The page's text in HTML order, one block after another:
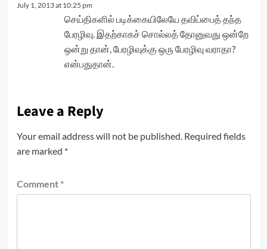
July 1, 2013 at 10:25 pm
செய்திகளில் படிக்கையிலேயே தவிப்பைத் தந்த
பேரழிவு. இதற்காகச் சொல்லத் தோனுவது ஒன்றே
ஒன்று தான், பேரழிவுக்கு ஒரு பேரழிவு வராதா?
என்பதுதான்.
Leave a Reply
Your email address will not be published. Required fields
are marked *
Comment *